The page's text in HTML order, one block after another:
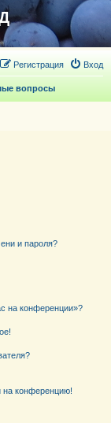
Вход
Регистрация
вопросы
и пароля?
на конференции»?
на конференцию!